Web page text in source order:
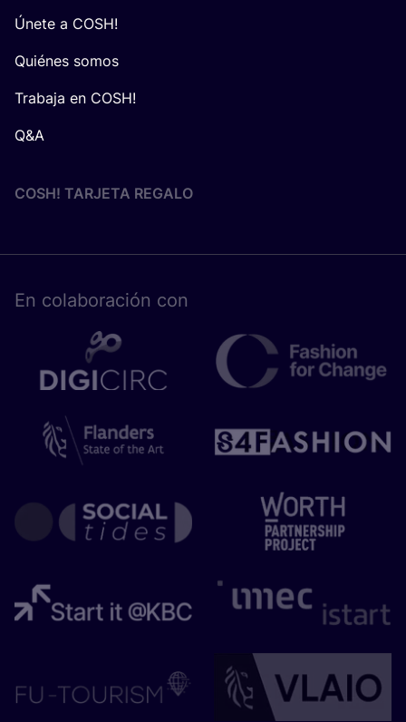
Únete a COSH!
Quiénes somos
Trabaja en COSH!
Q&A
COSH! TARJETA REGALO
En cola­bo­ra­ción con